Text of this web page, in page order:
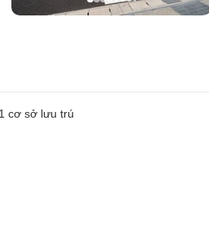
1 cơ sở lưu trú